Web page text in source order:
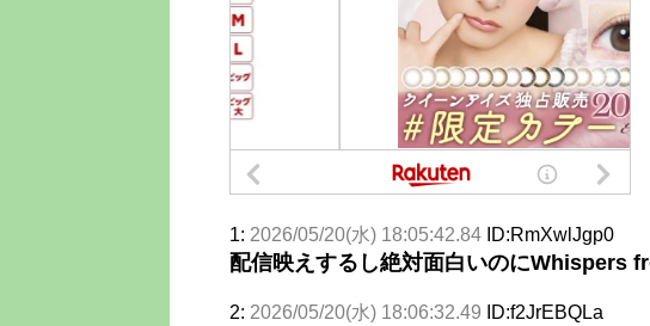
1: 2026/05/20(水) 18:05:42.84 ID:RmXwlJgp0
配信映えするし絶対面白いのにWhispers
2: 2026/05/20(水) 18:06:32.49 ID:f2JrEBQLa